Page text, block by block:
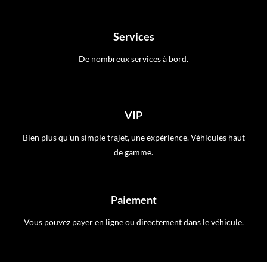
Services
De nombreux services à bord.
VIP
Bien plus qu’un simple trajet, une expérience. Véhicules haut
de gamme.
Paiement
Vous pouvez payer en ligne ou directement dans le véhicule.